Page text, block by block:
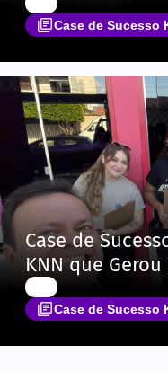
Case de Sucesso
Case de Sucesso
Case de
KNN que